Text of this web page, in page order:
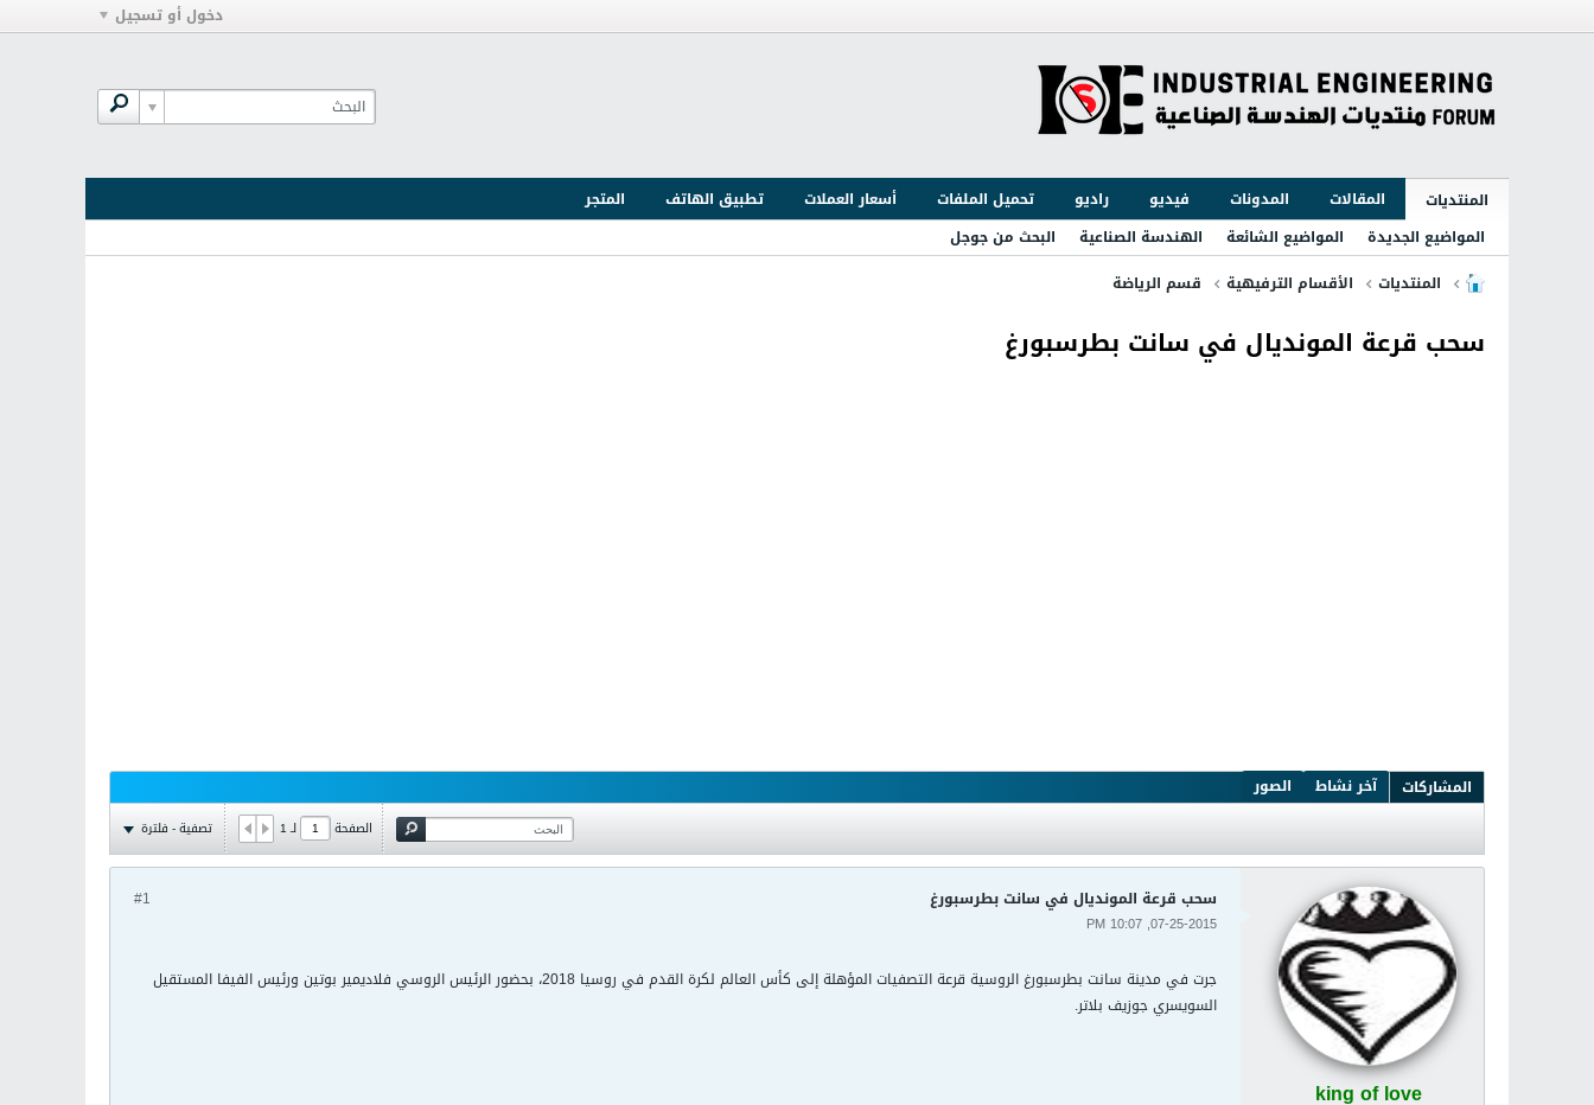
دخول أو تسجيل
المنتديات المقالات المدونات فيديو راديو تحميل الملفات أسعار العملات تطبيق الهاتف
المتجر
المواضيع الجديدة
المواضيع الشائعة الهندسة الصناعية
البحث من جوجل
المنتديات
الأقسام الترفيهية قسم الرياضة
سحب قرعة المونديال في سانت بطرسبورغ
المشاركات آخر نشاط الصور
الصفحة لـ1 تصفية - فلترة
king of love
#1 سحب قرعة المونديال في سانت بطرسبورغ
07-25-2015, 10:07 PM
جرت في مدينة سانت بطرسبورغ الروسية قرعة التصفيات المؤهلة إلى كأس العالم لكرة القدم في روسيا 2018، بحضور الرئيس الروسي فلاديمير بوتين ورئيس الفيفا المستقيل
السويسري جوزيف بلاتر.